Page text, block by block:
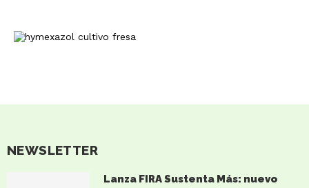
NEWSLETTER
Lanza FIRA Sustenta Más: nuevo